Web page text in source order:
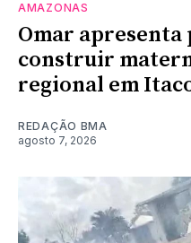
AMAZONAS
Omar apresenta
construir
regional em
REDAÇÃO BMA
agosto 7, 2026